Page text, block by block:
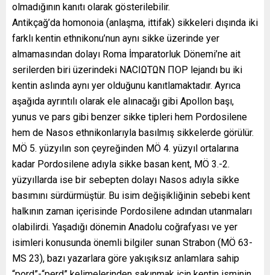
olmadığının kanıtı olarak gösterilebilir.
Antikçağ’da homonoia (anlaşma, ittifak) sikkeleri dışında iki
farklı kentin ethnikonu’nun aynı sikke üzerinde yer
almamasından dolayı Roma İmparatorluk Dönemi’ne ait
serilerden biri üzerindeki NACIΩTΩN ΠOP lejandı bu iki
kentin aslında aynı yer olduğunu kanıtlamaktadır. Ayrıca
aşağıda ayrıntılı olarak ele alınacağı gibi Apollon başı,
yunus ve pars gibi benzer sikke tipleri hem Pordosilene
hem de Nasos ethnikonlarıyla basılmış sikkelerde görülür.
MÖ 5. yüzyılın son çeyreğinden MÖ 4. yüzyıl ortalarına
kadar Pordosilene adıyla sikke basan kent, MÖ 3.-2.
yüzyıllarda ise bir sebepten dolayı Nasos adıyla sikke
basımını sürdürmüştür. Bu isim değişikliğinin sebebi kent
halkının zaman içerisinde Pordosilene adından utanmaları
olabilirdi. Yaşadığı dönemin Anadolu coğrafyası ve yer
isimleri konusunda önemli bilgiler sunan Strabon (MÖ 63-
MS 23), bazı yazarlara göre yakışıksız anlamlara sahip